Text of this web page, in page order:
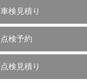
車検見積り
点検予約
点検見積り